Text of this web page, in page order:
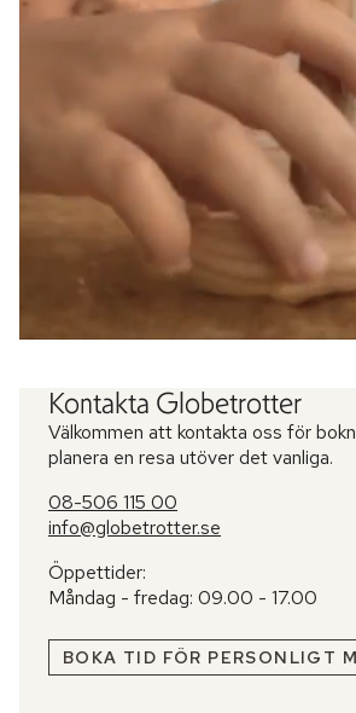
Kontakta Globetrotter
Välkommen att kontakta oss för
planera en resa utöver det vanliga.
08-506 115 00
info@globetrotter.se
Öppettider:
Måndag - fredag: 09.00 - 17.00
BOKA TID FÖR PERSONLIGT